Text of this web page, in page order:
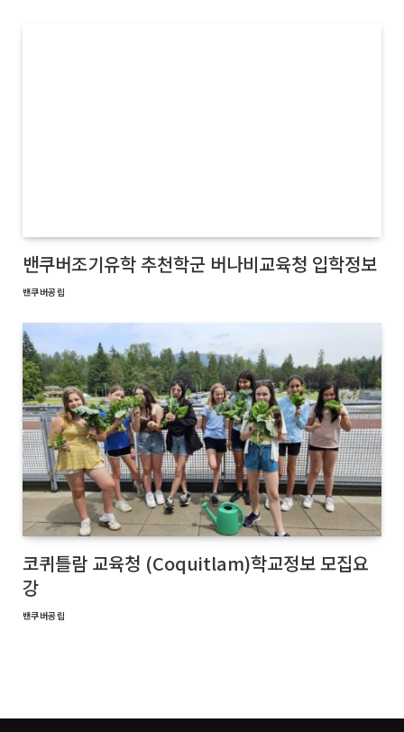
밴쿠버조기유학 추천학군 버나비교육청 입학정보
밴쿠버공립
코퀴틀람 교육청 (Coquitlam)학교정보 모집요
강
밴쿠버공립